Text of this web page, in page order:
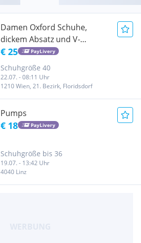
Damen Oxford Schuhe,
dickem Absatz und V-
Ausschnitt im europäischen
und amerikanischen Stil /
Elegante, hochwertige
Dameschuhe
€ 25 PayLivery
Schuhgröße 40
22.07. - 08:11 Uhr
1210 Wien, 21. Bezirk, Floridsdorf
Pumps
€ 18 PayLivery
Schuhgröße bis 36
19.07. - 13:42 Uhr
4040 Linz